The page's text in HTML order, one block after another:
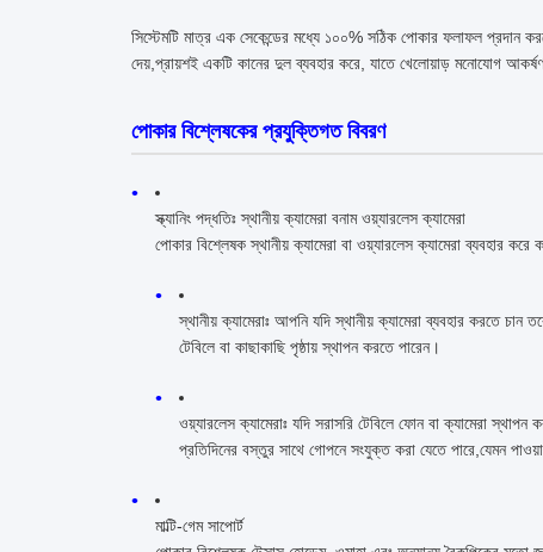
সিস্টেমটি মাত্র এক সেকেন্ডের মধ্যে ১০০% সঠিক পোকার ফলাফল প্রদান
দেয়,প্রায়শই একটি কানের দুল ব্যবহার করে, যাতে খেলোয়াড় মনোযোগ
পোকার বিশ্লেষকের প্রযুক্তিগত বিবরণ
স্ক্যানিং পদ্ধতিঃ স্থানীয় ক্যামেরা বনাম ওয়্যারলেস ক্যামেরা
পোকার বিশ্লেষক স্থানীয় ক্যামেরা বা ওয়্যারলেস ক্যামেরা ব্যবহার করে
স্থানীয় ক্যামেরাঃ আপনি যদি স্থানীয় ক্যামেরা ব্যবহার করতে
টেবিলে বা কাছাকাছি পৃষ্ঠায় স্থাপন করতে পারেন।
ওয়্যারলেস ক্যামেরাঃ যদি সরাসরি টেবিলে ফোন বা ক্যামেরা
প্রতিদিনের বস্তুর সাথে গোপনে সংযুক্ত করা যেতে পারে,যেমন
মাল্টি-গেম সাপোর্ট